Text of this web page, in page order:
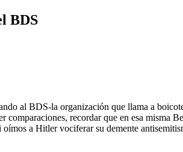
BDS
al BDS-la organización que llama a
recordar que en esa misma
a Hitler vociferar su demente